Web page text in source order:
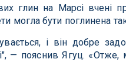
глин на Марсі вчені
могла бути поглинена
і він добре
— пояснив Ягуц. «Отже,